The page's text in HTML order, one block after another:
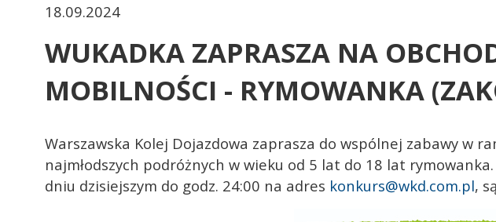
18.09.2024
WUKADKA ZAPRASZA NA
MOBILNOŚCI - RYMOWANKA
Warszawska Kolej Dojazdowa zaprasza do wspólnej zabawy w
najmłodszych podróżnych w wieku od 5 lat do 18 lat
dniu dzisiejszym do godz. 24:00 na adres konkurs@wkd.com.pl,